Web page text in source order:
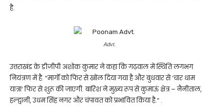
है.
Advt.
उत्तराखंड के डीजीपी अशोक कुमार ने कहा कि गढ़वाल में स्थिति लगभग
नियंत्रण में है. “मार्गों को फिर से खोल दिया गया है और बुधवार से ‘चार धाम
यात्रा’ फिर से शुरू की जाएगी. बारिश ने मुख्य रूप से कुमाऊं क्षेत्र – नैनीताल,
हल्द्वानी, उधम सिंह नगर और चंपावत को प्रभावित किया है.” .